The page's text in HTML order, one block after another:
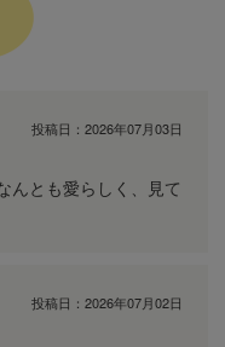
投稿日：2026年07月03日
んとも愛らしく、見て
投稿日：2026年07月02日